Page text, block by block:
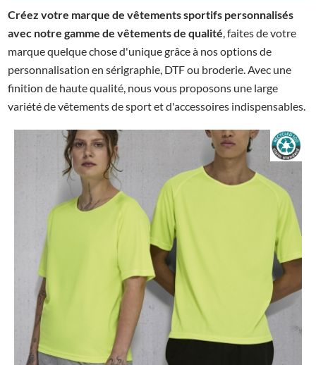
Créez votre marque de vêtements sportifs personnalisés
avec notre gamme de vêtements de qualité , faites de votre
marque quelque chose d'unique grâce à nos options de
personnalisation en sérigraphie, DTF ou broderie. Avec une
finition de haute qualité, nous vous proposons une large
variété de vêtements de sport et d'accessoires indispensables.